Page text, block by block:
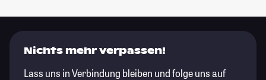
Nichts mehr verpassen!
Lass uns in Verbindung bleiben und folge uns auf